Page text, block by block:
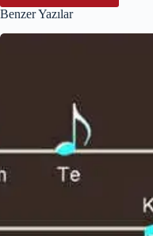
Benzer Yazılar